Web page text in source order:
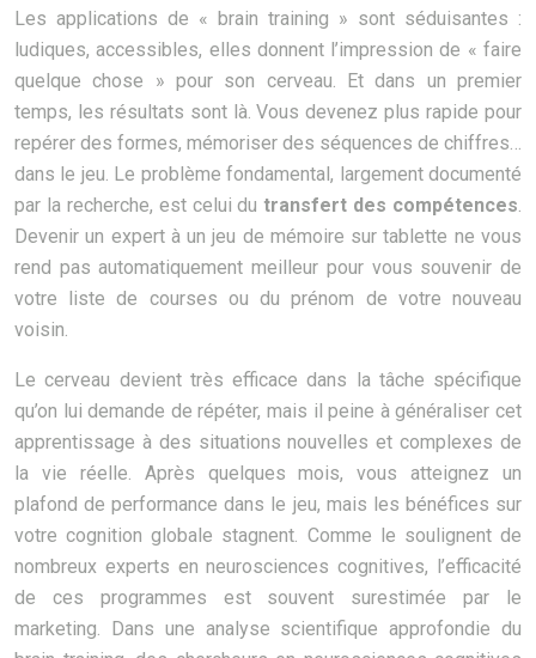
Les applications de « brain training » sont séduisantes :
ludiques, accessibles, elles donnent l’impression de « faire
quelque chose » pour son cerveau. Et dans un premier
temps, les résultats sont là. Vous devenez plus rapide pour
repérer des formes, mémoriser des séquences de chiffres…
dans le jeu. Le problème fondamental, largement documenté
par la recherche, est celui du transfert des compétences.
Devenir un expert à un jeu de mémoire sur tablette ne vous
rend pas automatiquement meilleur pour vous souvenir de
votre liste de courses ou du prénom de votre nouveau
voisin.
Le cerveau devient très efficace dans la tâche spécifique
qu’on lui demande de répéter, mais il peine à généraliser cet
apprentissage à des situations nouvelles et complexes de
la vie réelle. Après quelques mois, vous atteignez un
plafond de performance dans le jeu, mais les bénéfices sur
votre cognition globale stagnent. Comme le soulignent de
nombreux experts en neurosciences cognitives, l’efficacité
de ces programmes est souvent surestimée par le
marketing. Dans une analyse scientifique approfondie du